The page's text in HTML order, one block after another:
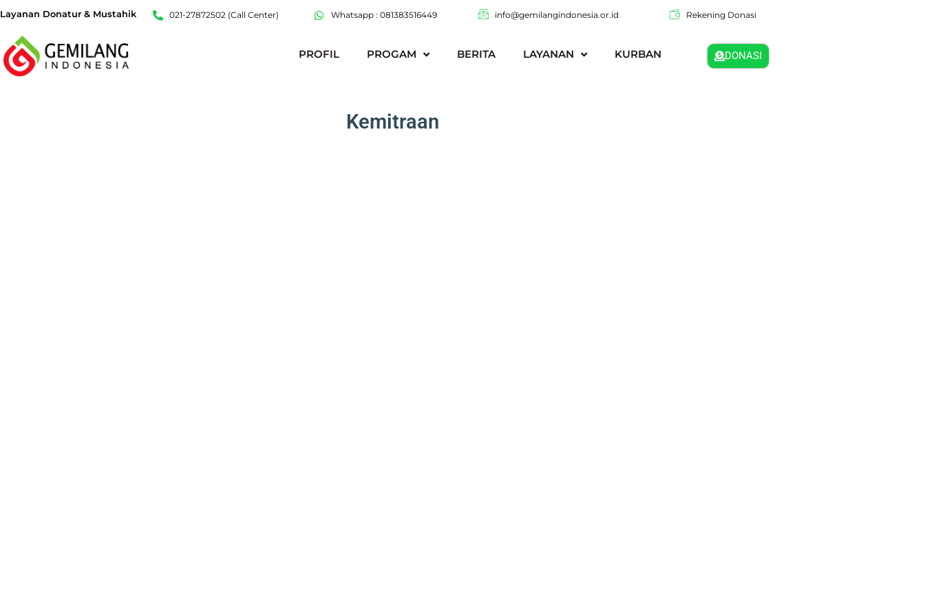
konten
Layanan Donatur & Mustahik 021-27872502 (Call Center) Whatsapp : 081383516449 info@gemilangindonesia.or.id Rekening Donasi
PROFIL PROGAM BERITA LAYANAN KURBAN DONASI
Kemitraan